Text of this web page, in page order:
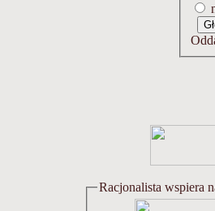
Racjonalista wspiera